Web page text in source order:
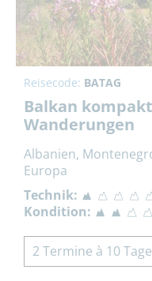
Reisecode: BATAG
Balkan
Wanderungen
Albanien,
Europa
Technik:
Kondition:
2 Termine à 10 Tage